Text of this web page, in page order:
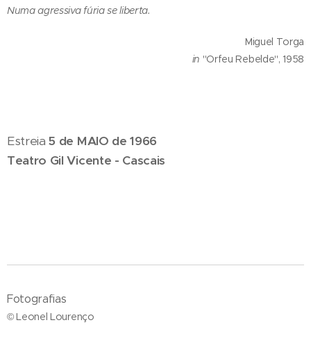
Numa agressiva fúria se liberta.
Miguel Torga
in "Orfeu Rebelde", 1958
Estreia5 de MAIO de 1966
Teatro Gil Vicente - Cascais
Fotografias
© Leonel Lourenço